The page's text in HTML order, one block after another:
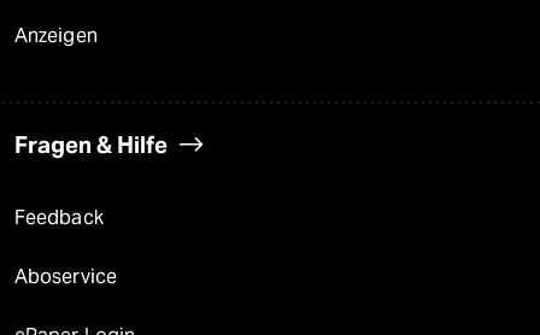
Anzeigen
Fragen & Hilfe
Feedback
Aboservice